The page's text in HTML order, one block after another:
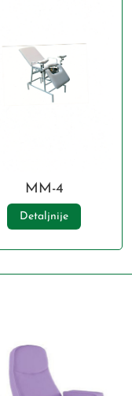
MM-4
Detaljnije